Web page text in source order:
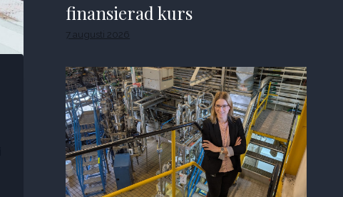
finansierad kurs
7 augusti 2026